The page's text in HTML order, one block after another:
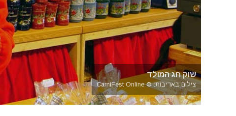
שוק חג המולד
צילום באדיבות: © CarniFest Online